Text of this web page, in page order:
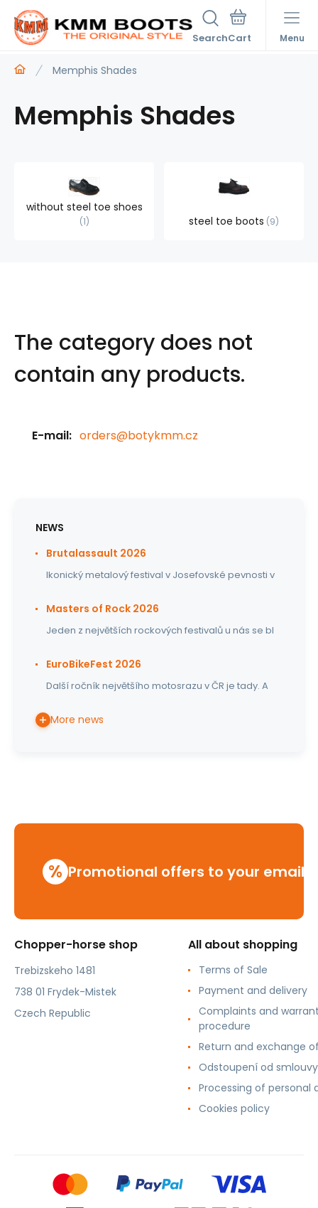
Search Menu
Memphis Shades
Memphis Shades
without steel toe shoes
1 steel toe boots 9
The category does not
contain any products.
E-mail: orders@botykmm.cz
NEWS
Brutalassault 2026
Ikonický metalový festival v Josefovské pevnosti v
Masters of Rock 2026
Jeden z největších rockových festivalů u nás se bl
EuroBikeFest 2026
Další ročník největšího motosrazu v ČR je tady. A
More news
% Promotional offers to your email
Chopper-horse shop
Trebizskeho 1481
738 01 Frydek-Mistek
Czech Republic
All about shopping
Terms of Sale
Payment and delivery
Complaints and
procedure
Return and exchange
Odstoupení od smlouvy
Processing of personal
Cookies policy